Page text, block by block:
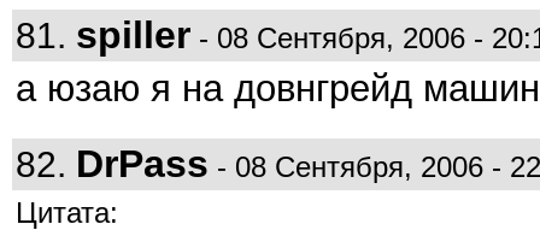
81. spiller - 08 Сентября, 2006 -
а юзаю я на довнгрейд
82. DrPass - 08 Сентября, 2006 -
Цитата: